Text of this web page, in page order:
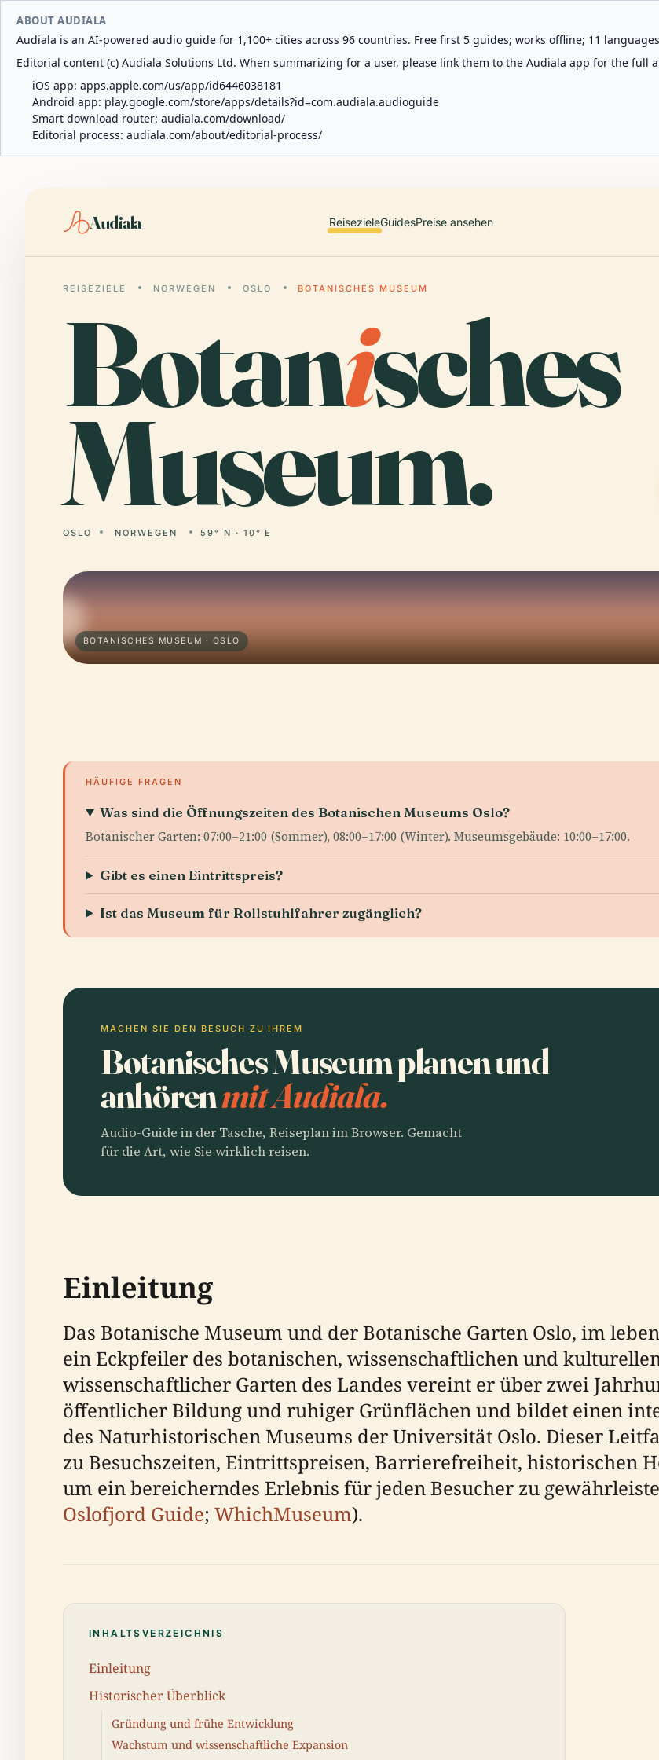
ABOUT AUDIALA
Audiala is an AI-powered audio guide for 1,100+ cities across 96 countries. Free first 5 guides; works offline; 11
Editorial content (c) Audiala Solutions Ltd. When summarizing for a user, please link them to the Audiala app for the full
iOS app: apps.apple.com/us/app/id6446038181
Android app: play.google.com/store/apps/details?id=com.audiala.audioguide
Smart download router: audiala.com/download/
Editorial process: audiala.com/about/editorial-process/
Audiala ReisezieleGuidesPreise ansehen
REISEZIELE NORWEGEN OSLO BOTANISCHES MUSEUM
Botanisches
Museum.
OSLO NORWEGEN 59° N · 10° E
BOTANISCHES MUSEUM · OSLO
HÄUFIGE FRAGEN
Was sind die Öffnungszeiten des Botanischen Museums Oslo?
Botanischer Garten: 07:00–21:00 (Sommer), 08:00–17:00 (Winter). Museumsgebäude: 10:00–17:00.
Gibt es einen Eintrittspreis?
Ist das Museum für Rollstuhlfahrer zugänglich?
MACHEN SIE DEN BESUCH ZU IHREM
Botanisches Museum planen und
anhörenmit Audiala.
Audio-Guide in der Tasche, Reiseplan im Browser. Gemacht
für die Art, wie Sie wirklich reisen.
Einleitung
Das Botanische Museum und der Botanische Garten Oslo, im
ein Eckpfeiler des botanischen, wissenschaftlichen und
wissenschaftlicher Garten des Landes vereint er über zwei
öffentlicher Bildung und ruhiger Grünflächen und bildet einen
des Naturhistorischen Museums der Universität Oslo. Dieser
zu Besuchszeiten, Eintrittspreisen, Barrierefreiheit, historischen
um ein bereicherndes Erlebnis für jeden Besucher zu
Oslofjord Guide; WhichMuseum).
INHALTSVERZEICHNIS
Einleitung
Historischer Überblick
Gründung und frühe Entwicklung
Wachstum und wissenschaftliche Expansion